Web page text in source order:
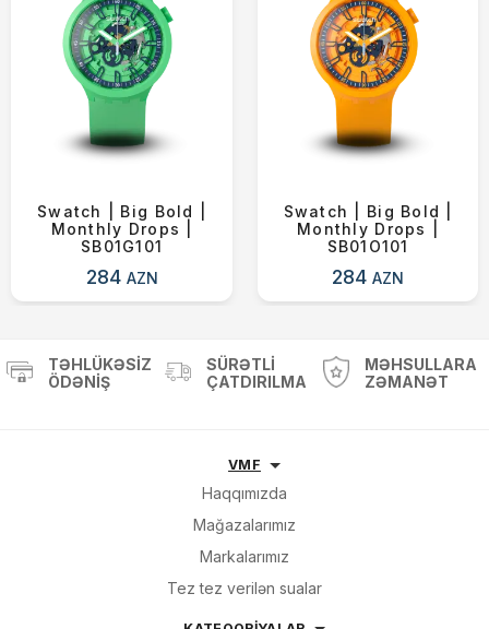
Swatch | Big Bold |
Monthly Drops |
SB01G101
284 AZN
Swatch | Big Bold |
Monthly Drops |
SB01O101
284AZN
TƏHLÜKƏSIZ
ÖDƏNIŞ
SÜRƏTLI
ÇATDIRILMA
MƏHSULLARA
ZƏMANƏT
VMF
Haqqımızda
Mağazalarımız
Markalarımız
Tez tez verilən sualar